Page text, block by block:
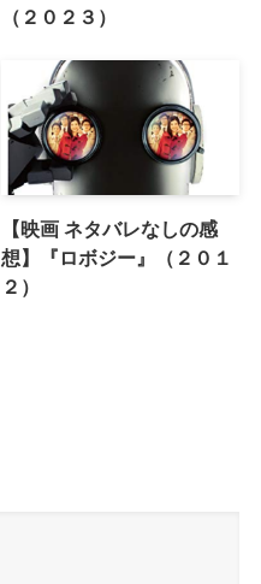
（２０２３）
【映画 ネタバレなしの感
想】『ロボジー』（２０１
２）